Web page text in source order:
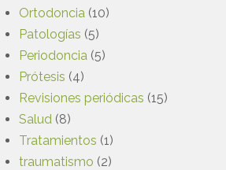
Ortodoncia (10)
Patologías (5)
Periodoncia (5)
Prótesis (4)
Revisiones periódicas (15)
Salud (8)
Tratamientos (1)
traumatismo (2)